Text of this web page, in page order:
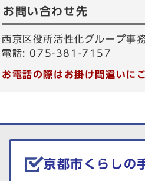
お問い合わせ先
西京区役所活性化グループ事
電話: 075-381-7157
お電話の際はお掛け間違いに
生活情報を探す
京都市くらしの